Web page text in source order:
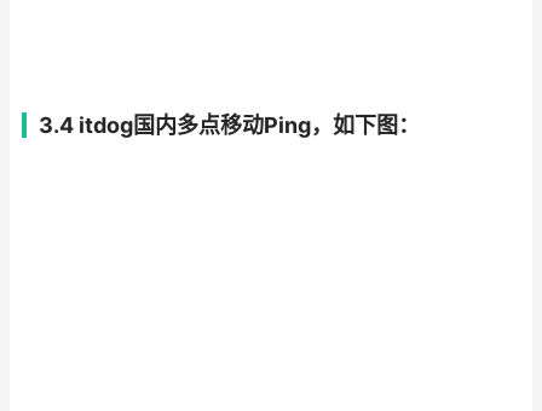
3.4 itdog国内多点移动Ping，如下图：